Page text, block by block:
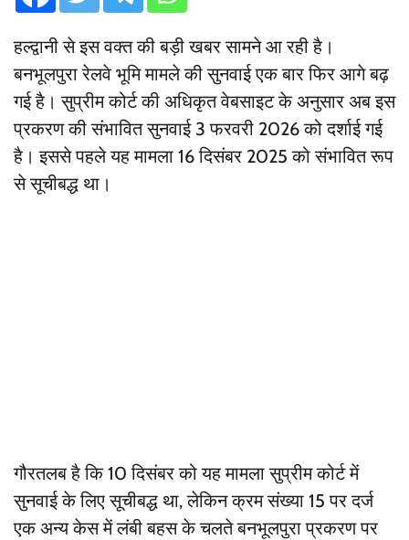
हल्द्वानी से इस वक्त की बड़ी खबर सामने आ रही है।
बनभूलपुरा रेलवे भूमि मामले की सुनवाई एक बार फिर आगे बढ़
गई है। सुप्रीम कोर्ट की अधिकृत वेबसाइट के अनुसार अब इस
प्रकरण की संभावित सुनवाई 3 फरवरी 2026 को दर्शाई गई
है। इससे पहले यह मामला 16 दिसंबर 2025 को संभावित रूप
से सूचीबद्ध था।
गौरतलब है कि 10 दिसंबर को यह मामला सुप्रीम कोर्ट में
सुनवाई के लिए सूचीबद्ध था, लेकिन क्रम संख्या 15 पर दर्ज
एक अन्य केस में लंबी बहस के चलते बनभूलपुरा प्रकरण पर